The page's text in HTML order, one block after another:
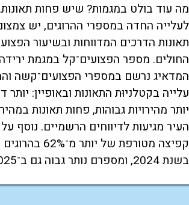
מה עוד בולט במגמות? שיש פחות
לעלייה החדה במספרי ההרוגים, יש
תאונות הדרכים המדווחות ובשיעור
החולים. מספר הפצועים־קל במגמת
המדאיג נרשם במספרי הפצועים־קשה
עלייה בקטלניוּת התאונות ובאופיין: יותר
יותר מהירויות גבוהות, פחות תאונות
העיר מגיעות לדיווחים הרשמיים. נוסף
קפיצה מטורפת של
בשנת 2024, ומספרם נותר גבוה גם ב־2025.